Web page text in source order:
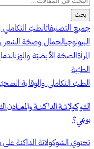
بحث
جميع التصنيفاتالطبّ التكاملي
البيولوجيالجمال وصحّة الشعر
المرأة الصحّة الأيضيّة والوزن
الطبّية
الطبّ التكاملي والوقاية
الشوكولاتة الداكنة
بوعي؟
تحتوي الشوكولاتة الداكنة